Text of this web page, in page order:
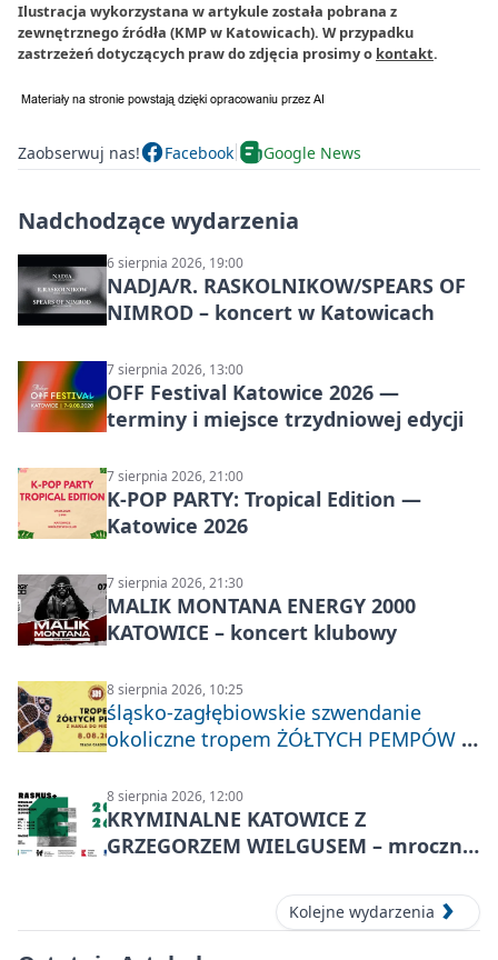
Ilustracja wykorzystana w artykule została pobrana z
zewnętrznego źródła (KMP w Katowicach). W przypadku
zastrzeżeń dotyczących praw do zdjęcia prosimy o kontakt.
Zaobserwuj nas! Facebook Google News
Nadchodzące wydarzenia
6 sierpnia 2026, 19:00
NADJA/R. RASKOLNIKOW/SPEARS OF
NIMROD – koncert w Katowicach
7 sierpnia 2026, 13:00
OFF Festival Katowice 2026 —
terminy i miejsce trzydniowej edycji
7 sierpnia 2026, 21:00
K-POP PARTY: Tropical Edition —
Katowice 2026
7 sierpnia 2026, 21:30
MALIK MONTANA ENERGY 2000
KATOWICE – koncert klubowy
8 sierpnia 2026, 10:25
śląsko-zagłębiowskie szwendanie
okoliczne tropem ŻÓŁTYCH PEMPÓW z
8 sierpnia 2026, 12:00
KRYMINALNE KATOWICE Z
GRZEGORZEM WIELGUSEM – mroczne
Kolejne wydarzenia